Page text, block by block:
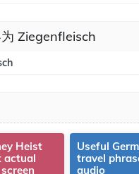
Ziegenfleisch
Heist
actual
Useful
travel
audio